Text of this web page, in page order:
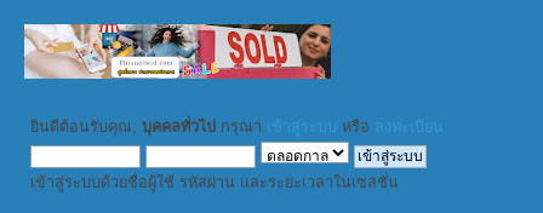
ยินดีต้อนรับคุณ, บุคคลทั่วไป กรุณา เข้าสู่ระบบ หรือ ลงทะเบียน
เข้าสู่ระบบด้วยชื่อผู้ใช้ รหัสผ่าน และระยะเวลาในเซสชั่น